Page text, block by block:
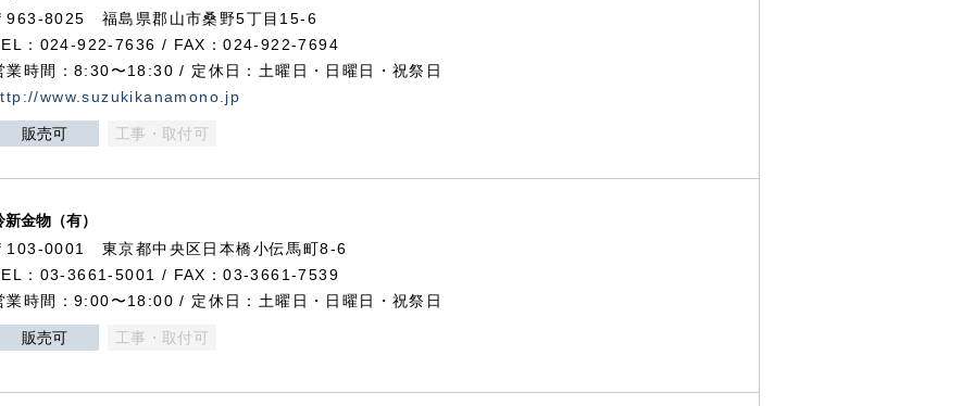
963-8025 福島県郡山市桑野5丁目15-6
：024-922-7636 / FAX：024-922-7694
業時間：8:30〜18:30 / 定休日：土曜日・日曜日・祝祭日
www.suzukikanamono.jp
販売可 工事・取付可
新金物（有）
103-0001 東京都中央区日本橋小伝馬町8-6
：03-3661-5001 / FAX：03-3661-7539
業時間：9:00〜18:00 / 定休日：土曜日・日曜日・祝祭日
販売可 工事・取付可